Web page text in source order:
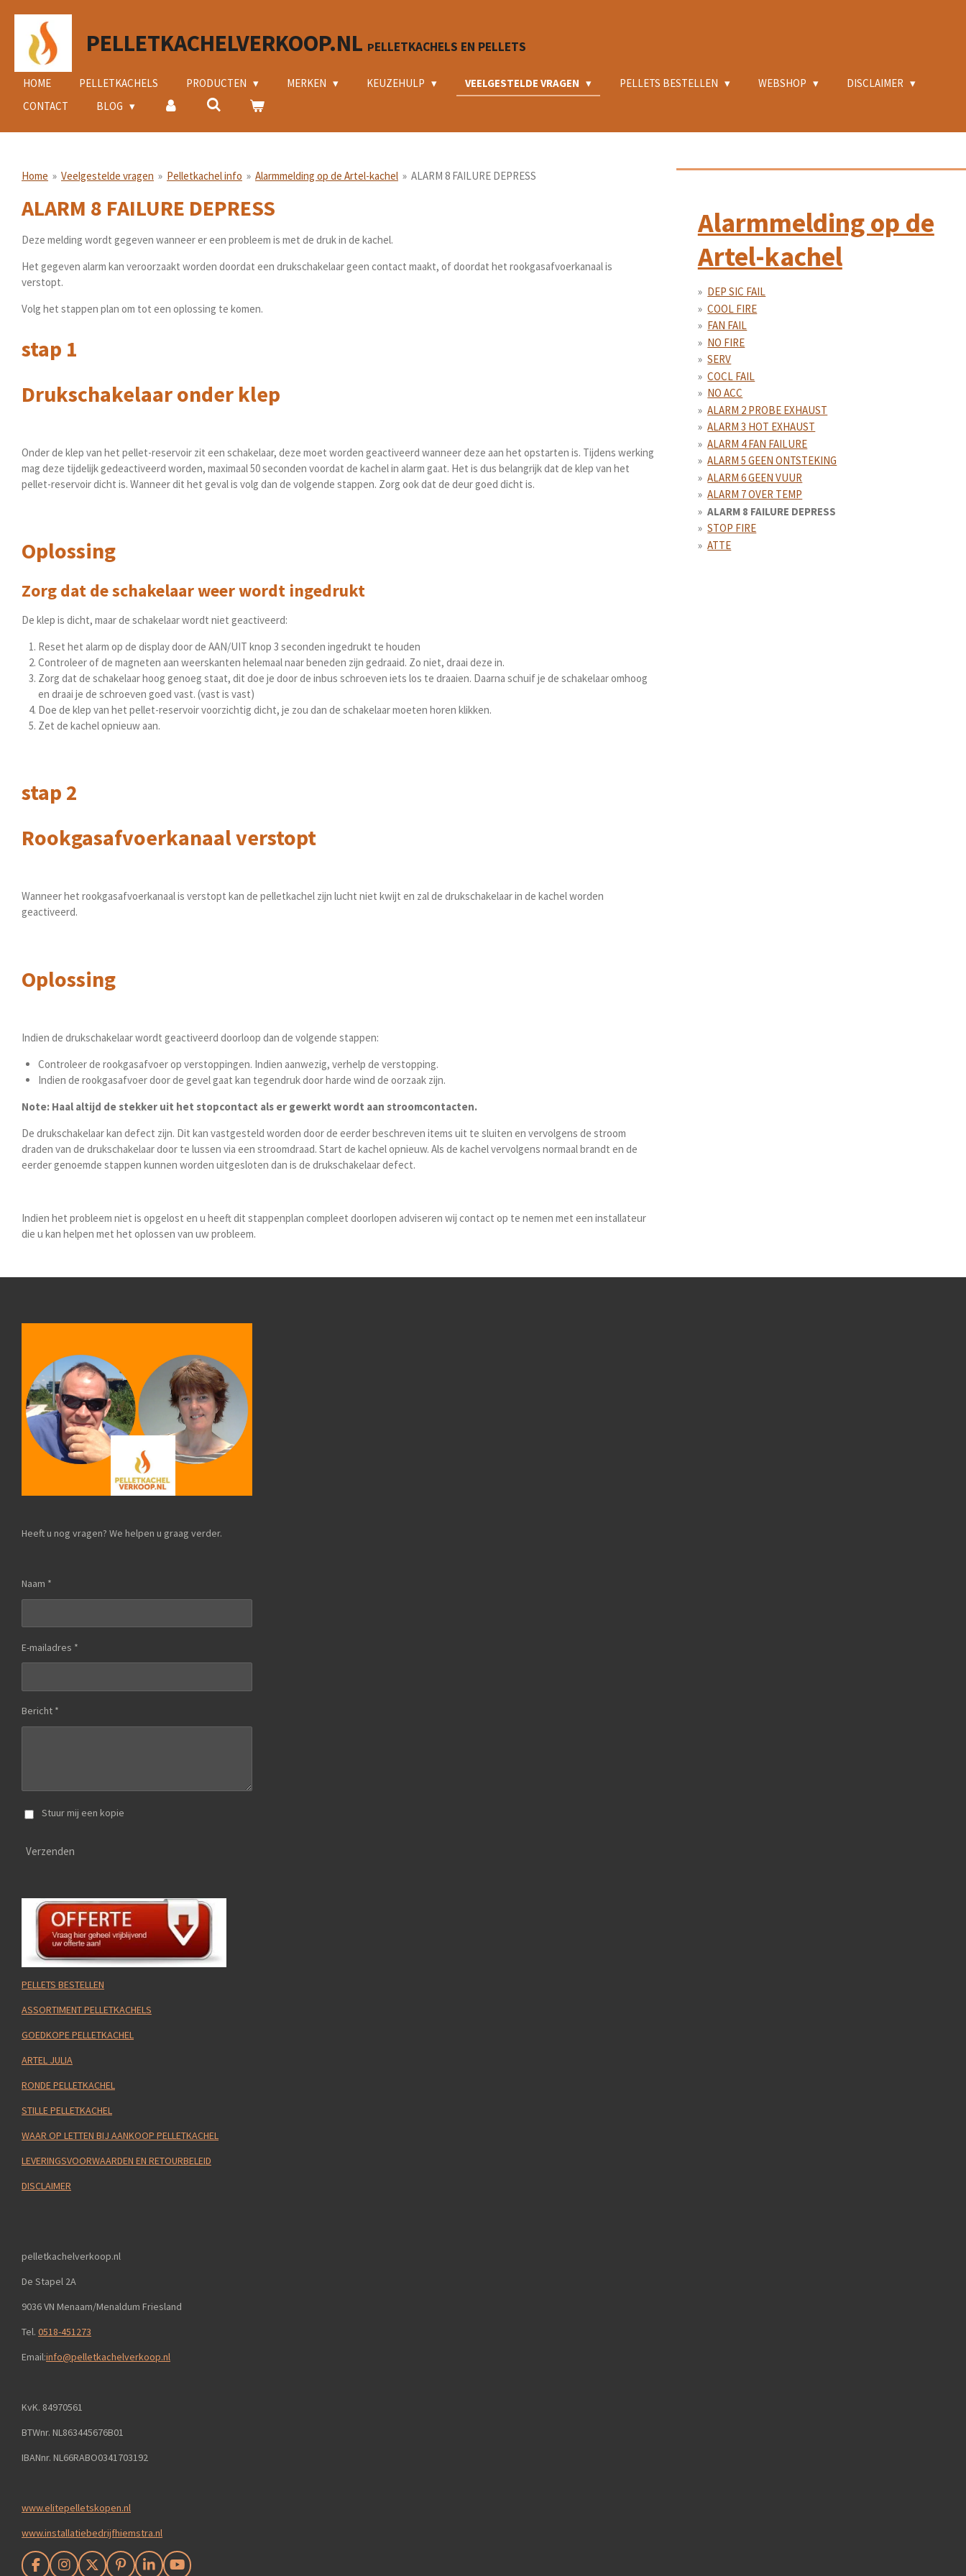
Ga
hoofdinhoud
PELLETKACHELVERKOOP.NL PELLETKACHELS EN PELLETS
HOME PELLETKACHELS PRODUCTEN MERKEN KEUZEHULP VEELGESTELDE VRAGEN PELLETS BESTELLEN WEBSHOP
DISCLAIMER
CONTACT
BLOG
Home » Veelgestelde vragen » Pelletkachel info » Alarmmelding op de Artel-kachel » ALARM 8 FAILURE DEPRESS
ALARM 8 FAILURE DEPRESS
Deze melding wordt gegeven wanneer er een probleem is met de druk in de kachel.
Het gegeven alarm kan veroorzaakt worden doordat een drukschakelaar geen contact maakt, of doordat het rookgasafvoerkanaal is
verstopt.
Volg het stappen plan om tot een oplossing te komen.
stap 1
Drukschakelaar onder klep
Onder de klep van het pellet-reservoir zit een schakelaar, deze moet worden geactiveerd wanneer deze aan het opstarten is. Tijdens werking
mag deze tijdelijk gedeactiveerd worden, maximaal 50 seconden voordat de kachel in alarm gaat. Het is dus belangrijk dat de klep van het
pellet-reservoir dicht is. Wanneer dit het geval is volg dan de volgende stappen. Zorg ook dat de deur goed dicht is.
Oplossing
Zorg dat de schakelaar weer wordt ingedrukt
De klep is dicht, maar de schakelaar wordt niet geactiveerd:
Reset het alarm op de display door de AAN/UIT knop 3 seconden ingedrukt te houden
Controleer of de magneten aan weerskanten helemaal naar beneden zijn gedraaid. Zo niet, draai deze in.
Zorg dat de schakelaar hoog genoeg staat, dit doe je door de inbus schroeven iets los te draaien. Daarna schuif je de schakelaar omhoog
en draai je de schroeven goed vast. (vast is vast)
Doe de klep van het pellet-reservoir voorzichtig dicht, je zou dan de schakelaar moeten horen klikken.
Zet de kachel opnieuw aan.
stap 2
Rookgasafvoerkanaal verstopt
Wanneer het rookgasafvoerkanaal is verstopt kan de pelletkachel zijn lucht niet kwijt en zal de drukschakelaar in de kachel worden
geactiveerd.
Oplossing
Indien de drukschakelaar wordt geactiveerd doorloop dan de volgende stappen:
Controleer de rookgasafvoer op verstoppingen. Indien aanwezig, verhelp de verstopping.
Indien de rookgasafvoer door de gevel gaat kan tegendruk door harde wind de oorzaak zijn.
Note: Haal altijd de stekker uit het stopcontact als er gewerkt wordt aan stroomcontacten.
De drukschakelaar kan defect zijn. Dit kan vastgesteld worden door de eerder beschreven items uit te sluiten en vervolgens de stroom
draden van de drukschakelaar door te lussen via een stroomdraad. Start de kachel opnieuw. Als de kachel vervolgens normaal brandt en de
eerder genoemde stappen kunnen worden uitgesloten dan is de drukschakelaar defect.
Indien het probleem niet is opgelost en u heeft dit stappenplan compleet doorlopen adviseren wij contact op te nemen met een installateur
die u kan helpen met het oplossen van uw probleem.
Alarmmelding op de
Artel-kachel
DEP SIC FAIL
COOL FIRE
FAN FAIL
NO FIRE
SERV
COCL FAIL
NO ACC
ALARM 2 PROBE EXHAUST
ALARM 3 HOT EXHAUST
ALARM 4 FAN FAILURE
ALARM 5 GEEN ONTSTEKING
ALARM 6 GEEN VUUR
ALARM 7 OVER TEMP
ALARM 8 FAILURE DEPRESS
STOP FIRE
ATTE
Heeft u nog vragen? We helpen u graag verder.
Naam *
E-mailadres *
Bericht *
Stuur mij een kopie
Verzenden
PELLETS BESTELLEN
ASSORTIMENT PELLETKACHELS
GOEDKOPE PELLETKACHEL
ARTEL JULIA
RONDE PELLETKACHEL
STILLE PELLETKACHEL
WAAR OP LETTEN BIJ AANKOOP PELLETKACHEL
LEVERINGSVOORWAARDEN EN RETOURBELEID
DISCLAIMER
pelletkachelverkoop.nl
De Stapel 2A
9036 VN Menaam/Menaldum Friesland
Tel. 0518-451273
Email:info@pelletkachelverkoop.nl
KvK. 84970561
BTWnr. NL863445676B01
IBANnr. NL66RABO0341703192
www.elitepelletskopen.nl
www.installatiebedrijfhiemstra.nl
F I X P L Y